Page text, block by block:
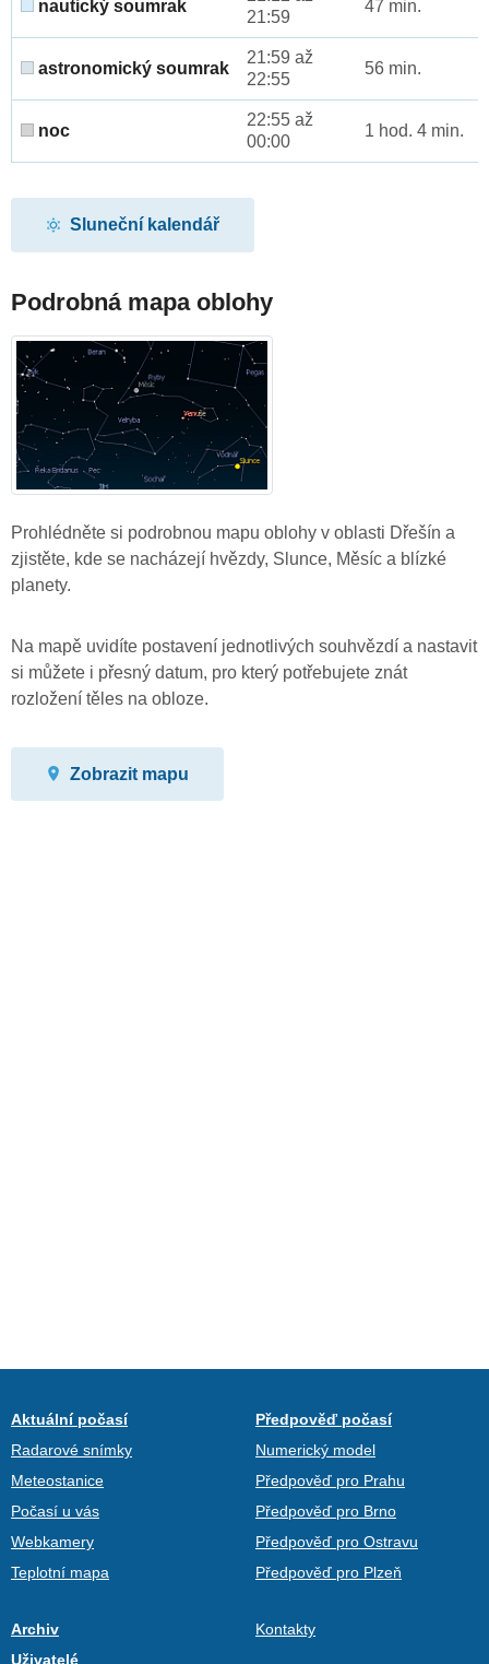
nautický soumrak
21:59
47 min.
astronomický soumrak
21:59 až
22:55
56 min.
noc
22:55 až
00:00
1 hod. 4 min.
Sluneční kalendář
Podrobná mapa oblohy
Prohlédněte si podrobnou mapu oblohy v oblasti Dřešín a
zjistěte, kde se nacházejí hvězdy, Slunce, Měsíc a blízké
planety.
Na mapě uvidíte postavení jednotlivých souhvězdí a nastavit
si můžete i přesný datum, pro který potřebujete znát
rozložení těles na obloze.
Zobrazit mapu
Aktuální počasí
Radarové snímky
Meteostanice
Počasí u vás
Webkamery
Teplotní mapa
Předpověď počasí
Numerický model
Předpověď pro Prahu
Předpověď pro Brno
Předpověď pro Ostravu
Předpověď pro Plzeň
Archiv
Uživatelé
Kontakty